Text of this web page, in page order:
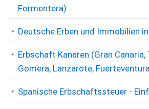
Formentera)
Deutsche Erben und Immobilien in
Erbschaft Kanaren (Gran
Gomera, Lanzarote,
Spanische Erbschaftssteuer -